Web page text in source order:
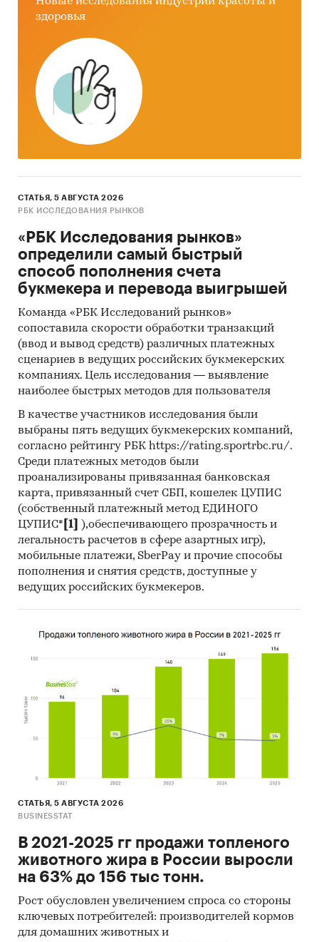
здоровья
СТАТЬЯ, 5 АВГУСТА 2026
РБК ИССЛЕДОВАНИЯ РЫНКОВ
«РБК Исследования рынков»
определили самый быстрый
способ пополнения счета
букмекера и перевода выигрышей
Команда «РБК Исследований рынков»
сопоставила скорости обработки транзакций
(ввод и вывод средств) различных платежных
сценариев в ведущих российских букмекерских
компаниях. Цель исследования — выявление
наиболее быстрых методов для пользователя
В качестве участников исследования были
выбраны пять ведущих букмекерских компаний,
согласно рейтингу РБК https://rating.sportrbc.ru/.
Среди платежных методов были
проанализированы привязанная банковская
карта, привязанный счет СБП, кошелек ЦУПИС
(собственный платежный метод ЕДИНОГО
ЦУПИС* [1]
),обеспечивающего прозрачность и
легальность расчетов в сфере азартных игр),
мобильные платежи, SberPay и прочие способы
пополнения и снятия средств, доступные у
ведущих российских букмекеров.
СТАТЬЯ, 5 АВГУСТА 2026
BUSINESSTAT
В 2021-2025 гг продажи топленого
животного жира в России выросли
на 63% до 156 тыс тонн.
Рост обусловлен увеличением спроса со стороны
ключевых потребителей: производителей кормов
для домашних животных и